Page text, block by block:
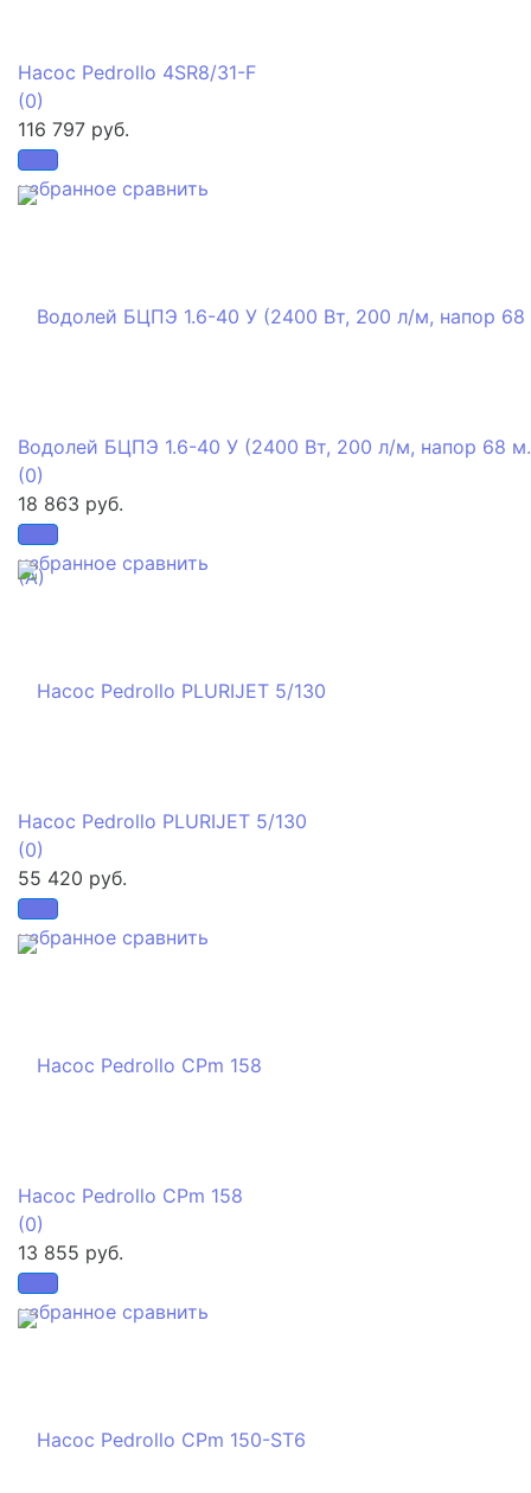
избранное сравнить
Насос Pedrollo 4SR8/31-F
(0)
116 797 руб.
избранное сравнить
Водолей БЦПЭ 1.6-40 У (2400 Вт, 200 л/м, напор 68
(0)
18 863 руб.
избранное сравнить
Насос Pedrollo PLURIJET 5/130
(0)
55 420 руб.
избранное сравнить
Насос Pedrollo CPm 158
(0)
13 855 руб.